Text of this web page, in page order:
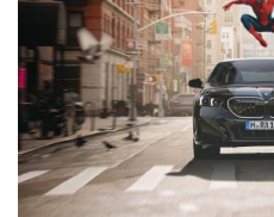
www.bmwgroup.com
LinkedIn:http://
YouTube:https://
Instagram:https://